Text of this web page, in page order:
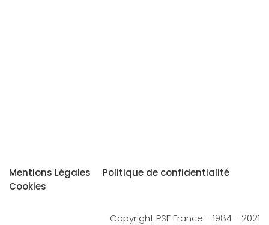
Mentions Légales
Politique de confidentialité
Cookies
Copyright PSF France - 1984 - 2021